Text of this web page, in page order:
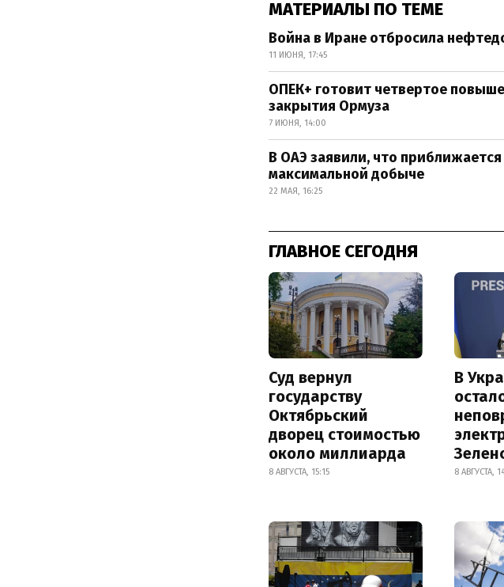
МАТЕРИАЛЫ ПО ТЕМЕ
Война в Иране отбросила
11 ИЮНЯ, 17:45
ОПЕК+ готовит четвертое
закрытия Ормуза
7 ИЮНЯ, 14:00
В ОАЭ заявили, что
максимальной добыче
22 МАЯ, 16:25
ГЛАВНОЕ СЕГОДНЯ
Суд вернул
государству
Октябрьский
дворец стоимостью
около миллиарда
8 АВГУСТА, 15:15
В
8 АВГУСТА,